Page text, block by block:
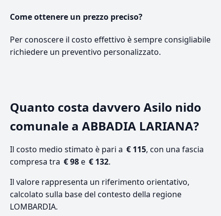
Come ottenere un prezzo preciso?
Per conoscere il costo effettivo è sempre consigliabile
richiedere un preventivo personalizzato.
Quanto costa davvero Asilo nido
comunale a ABBADIA LARIANA?
Il costo medio stimato è pari a € 115, con una fascia
compresa tra € 98e € 132.
Il valore rappresenta un riferimento orientativo,
calcolato sulla base del contesto della regione
LOMBARDIA.